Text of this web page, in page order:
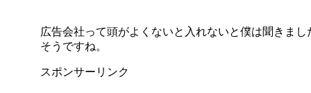
広告会社って頭がよくないと入れないと僕は聞きま
そうですね。
スポンサーリンク